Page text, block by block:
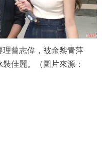
曾志偉，被余黎青萍
佳麗。（圖片來源：